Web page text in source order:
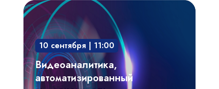
Видеоаналитика,
автоматизированный
видеоконтроль
технологических
процессов,
производственных
10 сентября | 11:00
Видеоаналитика,
автоматизированный